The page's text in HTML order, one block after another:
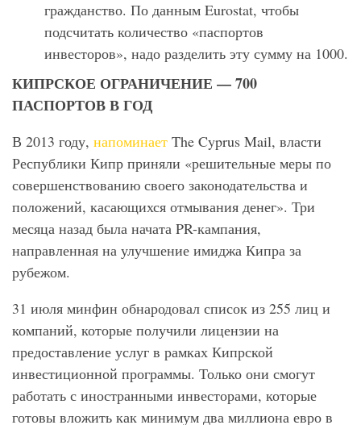
гражданство. По данным Eurostat, чтобы
подсчитать количество «паспортов
инвесторов», надо разделить эту сумму на 1000.
КИПРСКОЕ ОГРАНИЧЕНИЕ — 700
ПАСПОРТОВ В ГОД
В 2013 году, напоминает The Cyprus Mail, власти
Республики Кипр приняли «решительные меры по
совершенствованию своего законодательства и
положений, касающихся отмывания денег». Три
месяца назад была начата PR-кампания,
направленная на улучшение имиджа Кипра за
рубежом.
31 июля минфин обнародовал список из 255 лиц и
компаний, которые получили лицензии на
предоставление услуг в рамках Кипрской
инвестиционной программы. Только они смогут
работать с иностранными инвесторами, которые
готовы вложить как минимум два миллиона евро в